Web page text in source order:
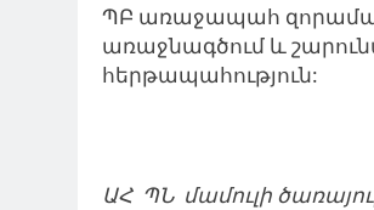
ՊԲ առաջապահ
առաջնագծում և
հերթապահություն:
ԱՀ ՊՆ մամուլի